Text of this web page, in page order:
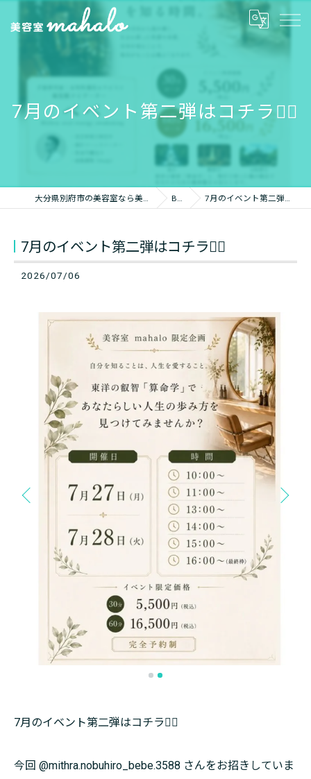
7月のイベント第二弾はコチラ💁‍♀️
大分県別府市の美容室なら美容室mahalo Blog 7月のイベント第二弾はコチラ💁‍♀️
7月のイベント第二弾はコチラ💁‍♀️
2026/07/06
7月のイベント第二弾はコチラ💁‍♀️
今回 @mithra.nobuhiro_bebe.3588 さんをお招きしていま